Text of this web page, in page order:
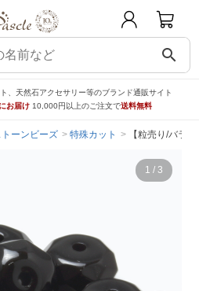
search
、天然石アクセサリー等のブランド通販サイト
お届け 10,000円以上のご注文で送料無料
トーンビーズ 特殊カット 【粒売り/バラ
1 / 3